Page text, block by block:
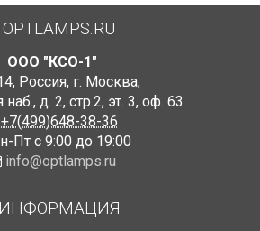
OPTLAMPS.RU
ООО "КСО-1"
, Россия, г. Москва,
д. 2, стр.2, эт. 3, оф. 63
+7(499)648-38-36
Пт с 9:00 до 19:00
info@optlamps.ru
ИНФОРМАЦИЯ